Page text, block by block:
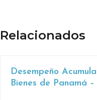
Relacionados
Desempeño
Bienes de Panamá